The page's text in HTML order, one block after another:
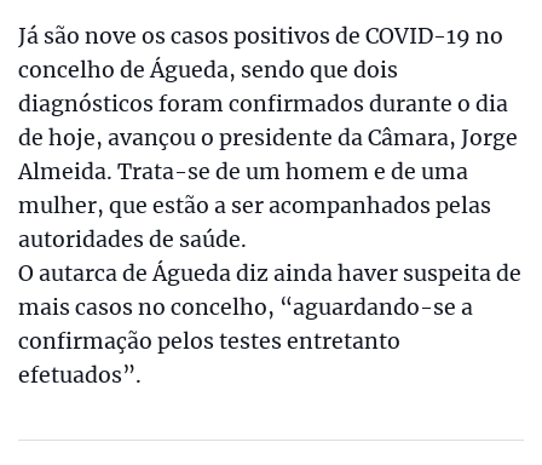
Já são nove os casos positivos de COVID-19 no
concelho de Águeda, sendo que dois
diagnósticos foram confirmados durante o dia
de hoje, avançou o presidente da Câmara, Jorge
Almeida. Trata-se de um homem e de uma
mulher, que estão a ser acompanhados pelas
autoridades de saúde.
O autarca de Águeda diz ainda haver suspeita de
mais casos no concelho, “aguardando-se a
confirmação pelos testes entretanto
efetuados”.